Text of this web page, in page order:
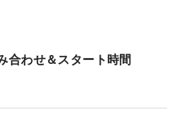
したいですね」と、こ
いうことも十分に考え
あたり「迷っていま
合わせ＆スタート時間